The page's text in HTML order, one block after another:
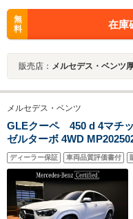
無
料
在庫
販売店： メルセデス・ベンツ
メルセデス・ベンツ
GLEクーペ 450 d 4マチ
ゼルターボ 4WD
純正ドラレコ前後
ディーラー保証 車両品質評価書付